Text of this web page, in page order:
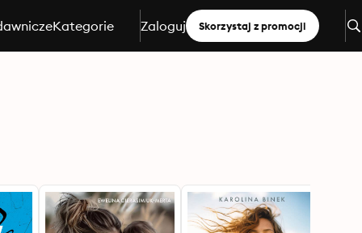
Kategorie Zaloguj Skorzystaj z promocji